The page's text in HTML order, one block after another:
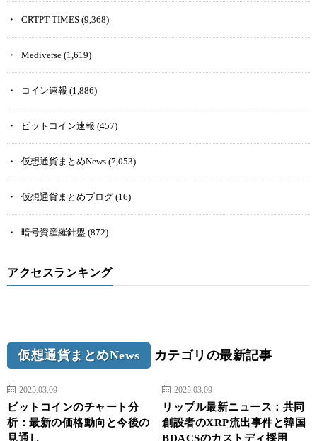
CRTPT TIMES (9,368)
Mediverse (1,619)
コイン速報 (1,886)
ビットコイン速報 (457)
仮想通貨まとめNews (7,053)
仮想通貨まとめブログ (16)
暗号資産羅針盤 (872)
アクセスランキング
仮想通貨まとめNews カテゴリの最新記事
2025.03.09
ビットコインのチャート分
析：最新の価格動向と今後の
見通し
2025.03.09
リップル最新ニュース：共同
創設者のXRP流出事件と韓国
BDACSのカストディ採用